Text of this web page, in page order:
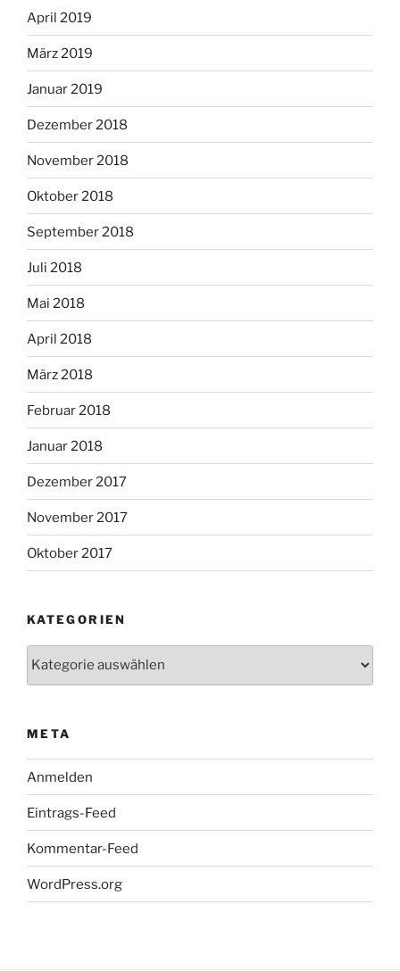
April 2019
März 2019
Januar 2019
Dezember 2018
November 2018
Oktober 2018
September 2018
Juli 2018
Mai 2018
April 2018
März 2018
Februar 2018
Januar 2018
Dezember 2017
November 2017
Oktober 2017
KATEGORIEN
META
Anmelden
Eintrags-Feed
Kommentar-Feed
WordPress.org